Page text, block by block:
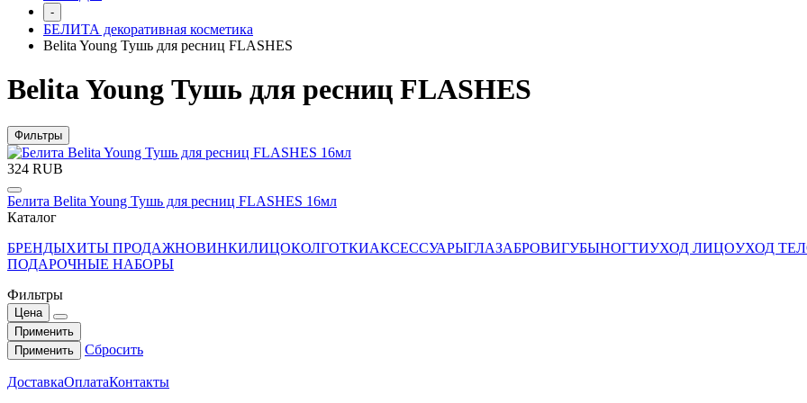
-
БЕЛИТА декоративная косметика
Belita Young Тушь для ресниц FLASHES
Belita Young Тушь для ресниц FLASHES
Фильтры
324 RUB
Белита Belita Young Тушь для ресниц FLASHES 16мл
Каталог
БРЕНДЫХИТЫ ПРОДАЖНОВИНКИЛИЦОКОЛГОТКИАКСЕССУАРЫГЛАЗАБРОВИГУБЫНОГТИУХОД ЛИЦОУХОД
ПОДАРОЧНЫЕ НАБОРЫ
Фильтры
Цена
Применить
Применить
Сбросить
ДоставкаОплатаКонтакты